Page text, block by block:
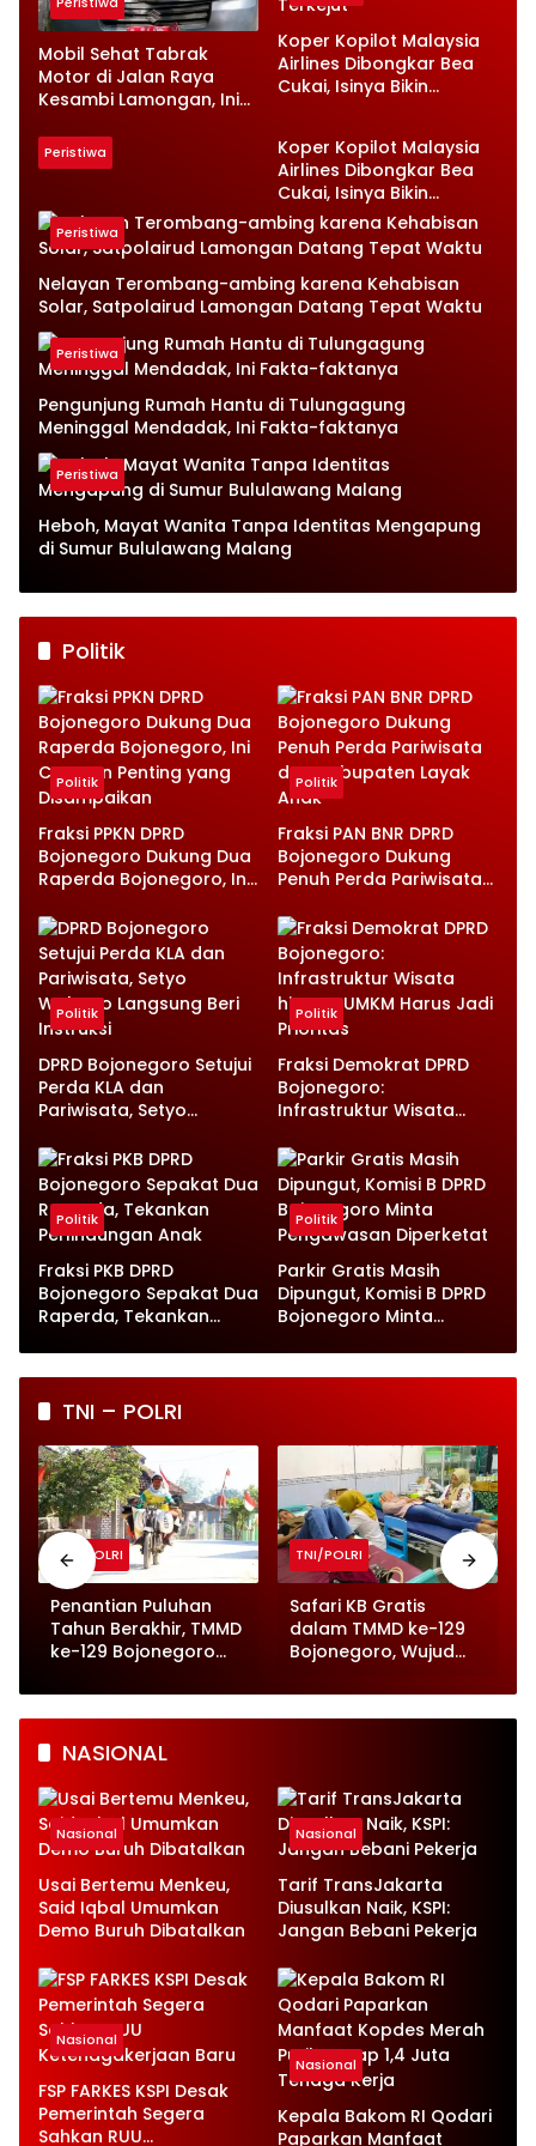
Mobil Sehat Tabrak
Motor di Jalan Raya
Kesambi Lamongan, Ini
Koper Kopilot Malaysia
Airlines Dibongkar Bea
Cukai, Isinya Bikin
Peristiwa
Koper Kopilot Malaysia
Airlines Dibongkar Bea
Cukai, Isinya Bikin
Petugas Terkejut
Peristiwa
Nelayan Terombang-ambing karena Kehabisan
Solar, Satpolairud Lamongan Datang Tepat Waktu
Peristiwa
Pengunjung Rumah Hantu di Tulungagung
Meninggal Mendadak, Ini Fakta-faktanya
Peristiwa
Heboh, Mayat Wanita Tanpa Identitas Mengapung
di Sumur Bululawang Malang
Politik
Politik
Fraksi PPKN DPRD
Bojonegoro Dukung Dua
Raperda Bojonegoro, Ini
Disampaikan
Politik
Fraksi PAN BNR DPRD
Bojonegoro Dukung
Penuh Perda Pariwisata
Anak
Politik
DPRD Bojonegoro Setujui
Perda KLA dan
Pariwisata, Setyo
Instruksi
Politik
Fraksi Demokrat DPRD
Bojonegoro:
Infrastruktur Wisata
Prioritas
Politik
Fraksi PKB DPRD
Bojonegoro Sepakat Dua
Raperda, Tekankan
Politik
Parkir Gratis Masih
Dipungut, Komisi B DPRD
Bojonegoro Minta
TNI – POLRI
TNI/POLRI
Penantian Puluhan
Tahun Berakhir, TMMD
ke-129 Bojonegoro
di Kesongo
TNI/POLRI
Safari KB Gratis
dalam TMMD ke-129
Bojonegoro, Wujud
pada Kesehatan
Keluarga
NASIONAL
Nasional
Usai Bertemu Menkeu,
Said Iqbal Umumkan
Demo Buruh Dibatalkan
Nasional
Tarif TransJakarta
Diusulkan Naik, KSPI:
Jangan Bebani Pekerja
Nasional
FSP FARKES KSPI Desak
Pemerintah Segera
Sahkan RUU
Nasional
Kepala Bakom RI Qodari
Paparkan Manfaat